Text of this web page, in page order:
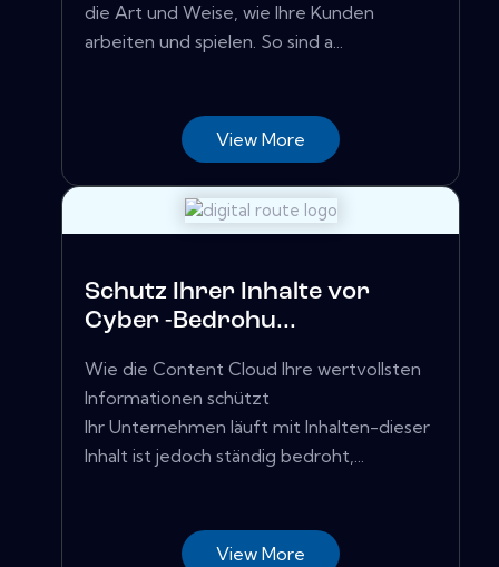
die Art und Weise, wie Ihre Kunden
arbeiten und spielen. So sind a...
View More
Schutz Ihrer Inhalte vor
Cyber ​​-Bedrohu...
Wie die Content Cloud Ihre wertvollsten
Informationen schützt
Ihr Unternehmen läuft mit Inhalten-dieser
Inhalt ist jedoch ständig bedroht,...
View More